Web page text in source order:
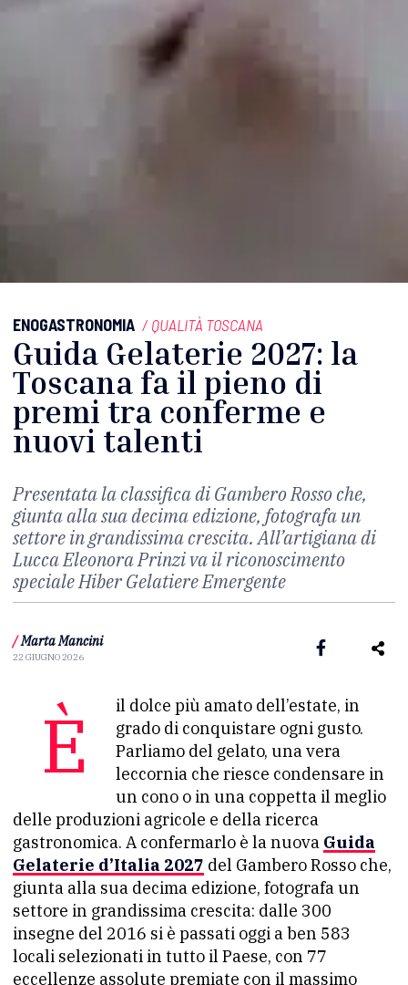
ENOGASTRONOMIA / QUALITÀ TOSCANA
Guida Gelaterie 2027: la
Toscana fa il pieno di
premi tra conferme e
nuovi talenti
Presentata la classifica di Gambero Rosso che,
giunta alla sua decima edizione, fotografa un
settore in grandissima crescita. All’artigiana di
Lucca Eleonora Prinzi va il riconoscimento
speciale Hiber Gelatiere Emergente
/ Marta Mancini
22 GIUGNO 2026
È il dolce più amato dell’estate, in
grado di conquistare ogni gusto.
Parliamo del gelato, una vera
leccornia che riesce condensare in
un cono o in una coppetta il meglio
delle produzioni agricole e della ricerca
gastronomica. A confermarlo è la nuova Guida
Gelaterie d’Italia 2027 del Gambero Rosso che,
giunta alla sua decima edizione, fotografa un
settore in grandissima crescita: dalle 300
insegne del 2016 si è passati oggi a ben 583
locali selezionati in tutto il Paese, con 77
eccellenze assolute premiate con il massimo